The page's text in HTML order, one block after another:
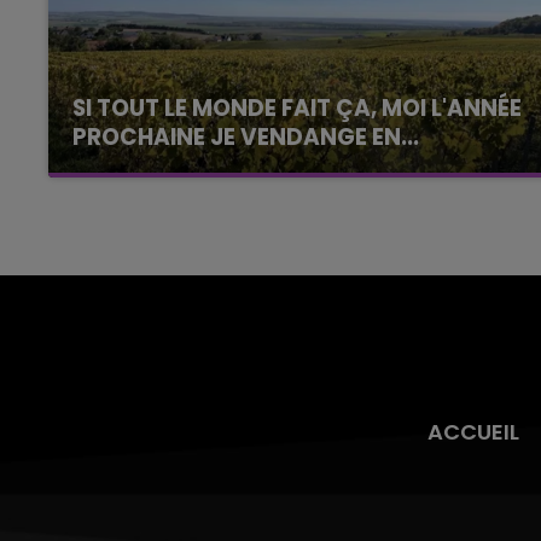
SI TOUT LE MONDE FAIT ÇA, MOI L'ANNÉE
PROCHAINE JE VENDANGE EN...
La vendange en Champagne a débuté ce jeudi
ACCUEIL